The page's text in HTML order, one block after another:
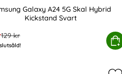
Röd
Galaxy A24 5G Skal Hybrid
Kickstand Svart
tidigare pris
129 kr Köp
Samsung Galaxy A24 5G